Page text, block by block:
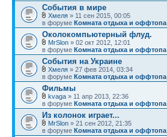
События в мире
Хмеля » 11 сен 2015, 00:05
в форуме Комната отдыха и оффтопа
Околокомпьютерный флуд.
MrSlon » 02 окт 2012, 12:01
в форуме Комната отдыха и оффтопа
События на Украине
Хмеля » 27 фев 2014, 03:34
в форуме Комната отдыха и оффтопа
Фильмы
kvaga » 11 апр 2013, 22:36
в форуме Комната отдыха и оффтопа
Из колонок играет...
MrSlon » 21 сен 2012, 21:35
в форуме Комната отдыха и оффтопа